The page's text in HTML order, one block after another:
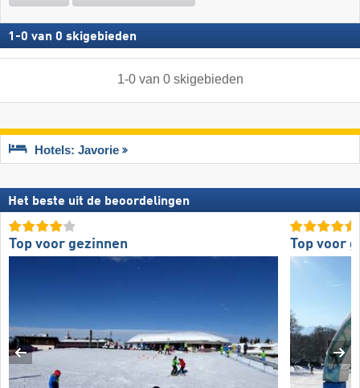
1 -0 van 0 skigebieden
1-0van 0 skigebieden
Hotels: Javorie
Het beste uit de beoordelingen
Top voor gezinnen Top voor